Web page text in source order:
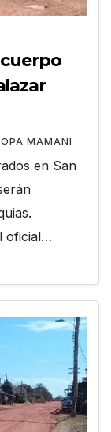
MAMANI
en San
oficial…